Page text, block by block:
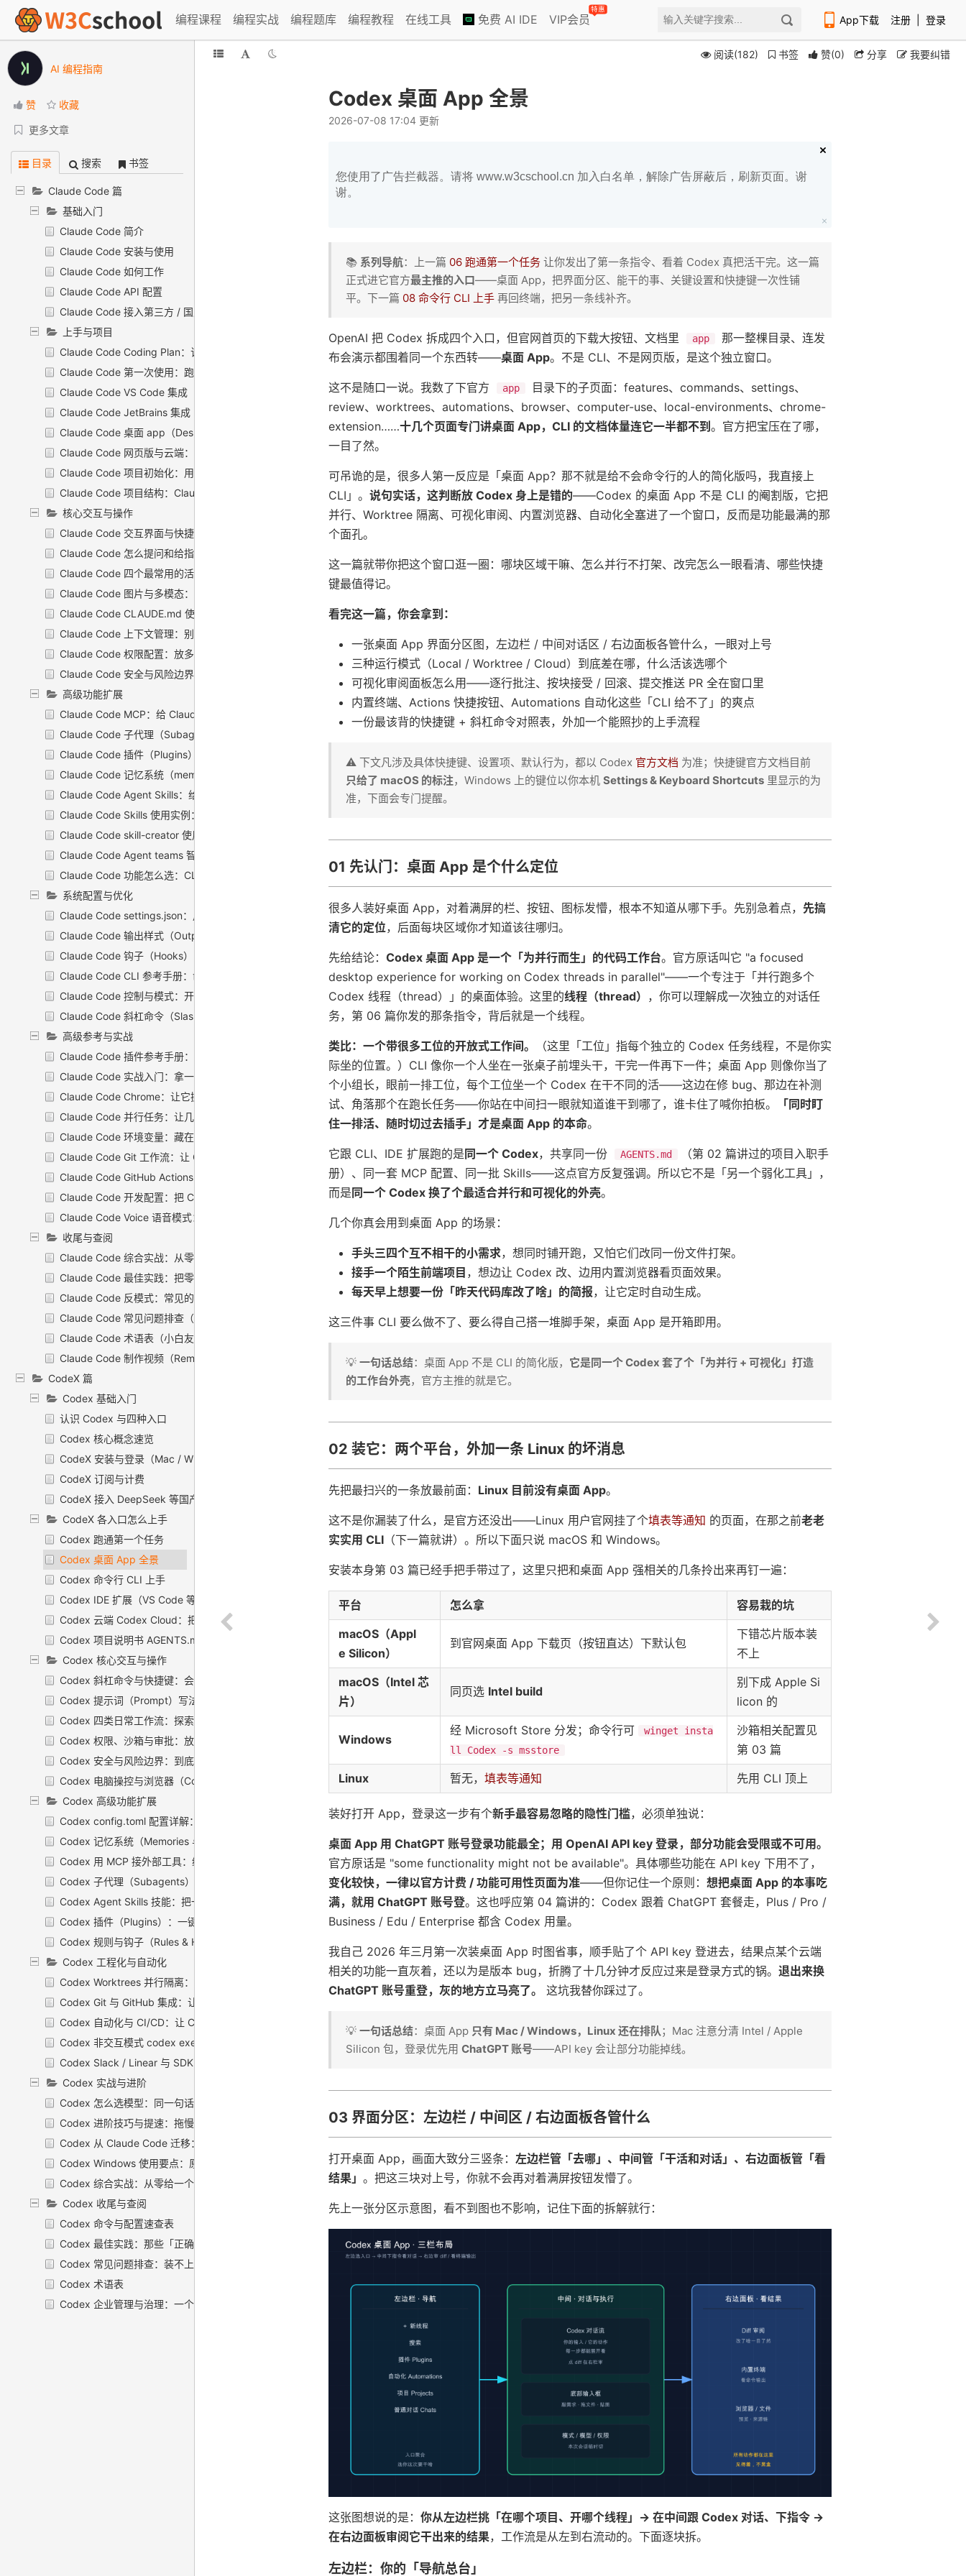
编程课程 编程实战 编程题库 编程教程 在线工具 免费 AI IDE VIP会员
特惠
App下载 注册 登录
AI 编程指南
赞 收藏
更多文章
目录 搜索 书签
Claude Code 篇
基础入门
Claude Code 简介
Claude Code 安装与使用
Claude Code 如何工作
Claude Code API 配置
Claude Code 接入第三方 / 国产模型
上手与项目
Claude Code Coding Plan：订阅套餐与计费
Claude Code 第一次使用：跑通第一个例子
Claude Code VS Code 集成
Claude Code JetBrains 集成
Claude Code 桌面 app（Desktop）
Claude Code 网页版与云端：把 Claude Code 装进浏览器和手机
Claude Code 项目初始化：用 /init 一键生成 CLAUDE.md
Claude Code 项目结构：Claude Code 在你项目里都放了什么
核心交互与操作
Claude Code 交互界面与快捷键：把手放对地方
Claude Code 怎么提问和给指令：把话说到 Claude 心坎里
Claude Code 四个最常用的活儿：探索代码库、修 bug、重构、写测试
Claude Code 图片与多模态：贴张截图，它就懂了
Claude Code CLAUDE.md 使用指南：把项目规矩写进它的记忆
Claude Code 上下文管理：别让它「失忆」也别烧爆 token
Claude Code 权限配置：放多松、收多紧，你说了算
Claude Code 安全与风险边界：到底该不该信任 AI 碰你的代码
高级功能扩展
Claude Code MCP：给 Claude 接上外部世界
Claude Code 子代理（Subagents）：把活儿外包出去，别什么都自己扛
Claude Code 插件（Plugins）：把一堆零碎配置一键打包
Claude Code 记忆系统（memory）：让它跨会话记住你
Claude Code Agent Skills：给 Claude 装一身随叫随到的专项本事
Claude Code Skills 使用实例：装一个、喊一声、看它干活
Claude Code skill-creator 使用：用一个 skill 造你自己的 skill
Claude Code Agent teams 智能体团队：多会话协作
Claude Code 功能怎么选：CLAUDE.md vs Skill vs Hook vs MCP vs Subagent
系统配置与优化
Claude Code settings.json：用户级 / 项目级配置
Claude Code 输出样式（Output Styles）：换一档「节目」，不换主持人
Claude Code 钩子（Hooks）：在固定时机自动扣扳机
Claude Code CLI 参考手册：命令与全部标志
Claude Code 控制与模式：开会话时手里那块「调音台」
Claude Code 斜杠命令（Slash Commands）：一个 `/` 调出 Claude 的所有快捷动作
高级参考与实战
Claude Code 插件参考手册：把自己那套配置，打成一个能发出去的包
Claude Code 实战入门：拿一个真需求，从开工到交付走一整趟
Claude Code Chrome：让它操作浏览器
Claude Code 并行任务：让几个 Claude 同时开工，而不是排队
Claude Code 环境变量：藏在背后那排「总开关」
Claude Code Git 工作流：让 Claude 当你的 git 副手
Claude Code GitHub Actions：在 PR 里 @ 一下，让 Claude 自己干活
Claude Code 开发配置：把 Claude 干活的「工作环境」调顺
Claude Code Voice 语音模式：把提示词说出来，而不是打出来
收尾与查阅
Claude Code 综合实战：从零到上线，把所学串成一条线
Claude Code 最佳实践：把零散的好习惯，攒成一套能照着做的心法
Claude Code 反模式：常见的错误用法
Claude Code 常见问题排查（FAQ / Troubleshooting）
Claude Code 术语表（小白友好）：把这一路的「黑话」一次性翻译成人话
Claude Code 制作视频（Remotion）〔选读〕
CodeX 篇
Codex 基础入门
认识 Codex 与四种入口
Codex 核心概念速览
CodeX 安装与登录（Mac / Windows / Linux）
CodeX 订阅与计费
CodeX 接入 DeepSeek 等国产模型
CodeX 各入口怎么上手
Codex 跑通第一个任务
Codex 桌面 App 全景
Codex 命令行 CLI 上手
Codex IDE 扩展（VS Code 等）
Codex 云端 Codex Cloud：把活丢上云，喝着咖啡等结果
Codex 项目说明书 AGENTS.md：把规矩焊进 Codex 的开工流程
Codex 核心交互与操作
Codex 斜杠命令与快捷键：会话里的「快捷操作面板」
Codex 提示词（Prompt）写法：把话说到 Codex 心坎里
Codex 四类日常工作流：探索、修 bug、重构、写测试
Codex 权限、沙箱与审批：放多松、收多紧，自己拧
Codex 安全与风险边界：到底该不该放手让它碰你的代码
Codex 电脑操控与浏览器（Computer Use）：让 Codex 长出手
Codex 高级功能扩展
Codex config.toml 配置详解：一个文件管住所有旋钮
Codex 记忆系统（Memories 与 Chronicle）：让 Codex 跨会话记住你
Codex 用 MCP 接外部工具：给 Codex 装上「外接口」
Codex 子代理（Subagents）：把活儿拆出去并行跑，但只有「你开口」它才拆
Codex Agent Skills 技能：把一套活儿打包，教会 Codex 自己接
Codex 插件（Plugins）：一键装一整套能力，别再一个个手配
Codex 规则与钩子（Rules & Hooks）：给 Codex 装上「卡点」和「扳机」
Codex 工程化与自动化
Codex Worktrees 并行隔离：让几个 Codex 各干各的，互不打架
Codex Git 与 GitHub 集成：让 Codex 在你的 PR 里当审查员
Codex 自动化与 CI/CD：让 Codex 在你不在的时候自己干活
Codex 非交互模式 codex exec：把它塞进脚本和 CI 里跑
Codex Slack / Linear 与 SDK 集成：在别处召唤 Codex，把它嵌进你自己的产品
Codex 实战与进阶
Codex 怎么选模型：同一句话，到底该派哪个模型去跑
Codex 进阶技巧与提速：拖慢你的不是模型，是你给的烂上下文
Codex 从 Claude Code 迁移：旧地图换个工具，照样能找到家
Codex Windows 使用要点：原生还是 WSL，到底怎么跑才省心
Codex 综合实战：从零给一个 TODO 小工具加功能、提交一次
Codex 收尾与查阅
Codex 命令与配置速查表
Codex 最佳实践：那些「正确的废话」之外，真正能落地的几条
Codex 常见问题排查：装不上、登不了、不肯改文件，挨个拆
Codex 术语表
Codex 企业管理与治理：一个人玩和一家公司用，是两件事
阅读(182) 书签 赞(0) 分享 我要纠错
Codex 桌面 App 全景
2026-07-08 17:04 更新
您使用了广告拦截器。请将 www.w3cschool.cn 加入白名单，解除广告屏蔽后，刷新页面。谢
谢。
📚 系列导航：上一篇 06 跑通第一个任务 让你发出了第一条指令、看着 Codex 真把活干完。这一篇
正式进它官方最主推的入口——桌面 App，把界面分区、能干的事、关键设置和快捷键一次性铺
平。下一篇 08 命令行 CLI 上手 再回终端，把另一条线补齐。
OpenAI 把 Codex 拆成四个入口，但官网首页的下载大按钮、文档里 app
那一整棵目录、连发
布会演示都围着同一个东西转——桌面 App。不是 CLI、不是网页版，是这个独立窗口。
这不是随口一说。我数了下官方 app
目录下的子页面：features、commands、settings、
review、worktrees、automations、browser、computer-use、local-environments、chrome-
extension……十几个页面专门讲桌面 App，CLI 的文档体量连它一半都不到 。官方把宝压在了哪，
一目了然。
可吊诡的是，很多人第一反应是「桌面 App？那不就是给不会命令行的人的简化版吗，我直接上
CLI」。 说句实话，这判断放 Codex 身上是错的——Codex 的桌面 App 不是 CLI 的阉割版，它把
并行、Worktree 隔离、可视化审阅、内置浏览器、自动化全塞进了一个窗口，反而是功能最满的那
个面孔。
这一篇就带你把这个窗口逛一圈：哪块区域干嘛、怎么并行不打架、改完怎么一眼看清、哪些快捷
键最值得记。
看完这一篇，你会拿到：
一张桌面 App 界面分区图，左边栏 / 中间对话区 / 右边面板各管什么，一眼对上号
三种运行模式（Local / Worktree / Cloud）到底差在哪，什么活该选哪个
可视化审阅面板怎么用——逐行批注、按块接受 / 回滚、提交推送 PR 全在窗口里
内置终端、Actions 快捷按钮、Automations 自动化这些「CLI 给不了」的爽点
一份最该背的快捷键 + 斜杠命令对照表，外加一个能照抄的上手流程
⚠️ 下文凡涉及具体快捷键、设置项、默认行为，都以 Codex 官方文档 为准；快捷键官方文档目前
只给了 macOS 的标注，Windows 上的键位以你本机 Settings & Keyboard Shortcuts 里显示的为
准，下面会专门提醒。
01 先认门：桌面 App 是个什么定位
很多人装好桌面 App，对着满屏的栏、按钮、图标发懵，根本不知道从哪下手。先别急着点， 先搞
清它的定位，后面每块区域你才知道该往哪归。
先给结论： Codex 桌面 App 是一个「为并行而生」的代码工作台。官方原话叫它 "a focused
desktop experience for working on Codex threads in parallel"——一个专注于「并行跑多个
Codex 线程（thread）」的桌面体验。这里的线程（thread） ，你可以理解成一次独立的对话任
务，第 06 篇你发的那条指令，背后就是一个线程。
类比：一个带很多工位的开放式工作间。
（这里「工位」指每个独立的 Codex 任务线程，不是你实
际坐的位置。）CLI 像你一个人坐在一张桌子前埋头干，干完一件再下一件；桌面 App 则像你当了
个小组长，眼前一排工位，每个工位坐一个 Codex 在干不同的活——这边在修 bug、那边在补测
试、角落那个在跑长任务——你站在中间扫一眼就知道谁干到哪了，谁卡住了喊你拍板。
「同时盯
住一排活、随时切过去插手」才是桌面 App 的本命。
它跟 CLI、IDE 扩展跑的是 同一个 Codex，共享同一份 AGENTS.md
（第 02 篇讲过的项目入职手
册）、同一套 MCP 配置、同一批 Skills——这点官方反复强调。所以它不是「另一个弱化工具」，
而是 同一个 Codex 换了个最适合并行和可视化的外壳。
几个你真会用到桌面 App 的场景：
手头三四个互不相干的小需求，想同时铺开跑，又怕它们改同一份文件打架。
接手一个陌生前端项目 ，想边让 Codex 改、边用内置浏览器看页面效果。
每天早上想要一份「昨天代码库改了啥」的简报，让它定时自动生成。
这三件事 CLI 要么做不了、要么得自己搭一堆脚手架，桌面 App 是开箱即用。
💡 一句话总结：桌面 App 不是 CLI 的简化版， 它是同一个 Codex 套了个「为并行 + 可视化」打造
的工作台外壳，官方主推的就是它。
02 装它：两个平台，外加一条 Linux 的坏消息
先把最扫兴的一条放最前面： Linux 目前没有桌面 App。
这不是你漏装了什么，是官方还没出——Linux 用户官网挂了个填表等通知 的页面，在那之前老老
实实用 CLI （下一篇就讲）。所以下面只说 macOS 和 Windows。
安装本身第 03 篇已经手把手带过了，这里只把和桌面 App 强相关的几条拎出来再钉一遍：
平台 怎么拿
容易栽的坑
macOS（Appl
e Silicon）
到官网桌面 App 下载页（按钮直达）下默认包
下错芯片版本装
不上
macOS（Intel 芯
片）
同页选 Intel build
别下成 Apple Si
licon 的
Windows
经 Microsoft Store 分发；命令行可
winget insta
ll Codex -s msstore
沙箱相关配置见
第 03 篇
Linux
暂无， 填表等通知 先用 CLI 顶上
装好打开 App，登录这一步有个新手最容易忽略的隐性门槛，必须单独说：
桌面 App 用 ChatGPT 账号登录功能最全；用 OpenAI API key 登录，部分功能会受限或不可用。
官方原话是 "some functionality might not be available"。具体哪些功能在 API key 下用不了，
变化较快，一律以官方计费 / 功能可用性页面为准——但你记住一个原则： 想把桌面 App 的本事吃
满，就用 ChatGPT 账号登。这也呼应第 04 篇讲的：Codex 跟着 ChatGPT 套餐走，Plus / Pro /
Business / Edu / Enterprise 都含 Codex 用量。
我自己 2026 年三月第一次装桌面 App 时图省事，顺手贴了个 API key 登进去，结果点某个云端
相关的功能一直灰着，还以为是版本 bug，折腾了十几分钟才反应过来是登录方式的锅。 退出来换
ChatGPT 账号重登，灰的地方立马亮了。
这坑我替你踩过了。
💡 一句话总结：桌面 App 只有 Mac / Windows，Linux 还在排队；Mac 注意分清 Intel / Apple
Silicon 包，登录优先用 ChatGPT 账号——API key 会让部分功能掉线。
03 界面分区：左边栏 / 中间区 / 右边面板各管什么
打开桌面 App，画面大致分三竖条： 左边栏管「去哪」、中间管「干活和对话」、右边面板管「看
结果」 。把这三块对上号，你就不会再对着满屏按钮发懵了。
先上一张分区示意图，看不到图也不影响，记住下面的拆解就行：
这张图想说的是： 你从左边栏挑「在哪个项目、开哪个线程」→ 在中间跟 Codex 对话、下指令 →
在右边面板审阅它干出来的结果，工作流是从左到右流动的。下面逐块拆。
左边栏：你的「导航总台」